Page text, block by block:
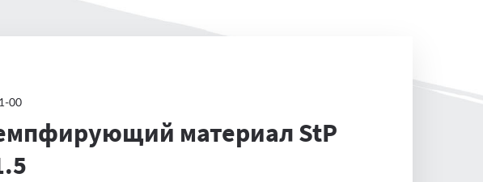
00
материал StP